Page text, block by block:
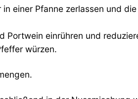
einer Pfanne zerlassen und
Portwein einrühren und
würzen.